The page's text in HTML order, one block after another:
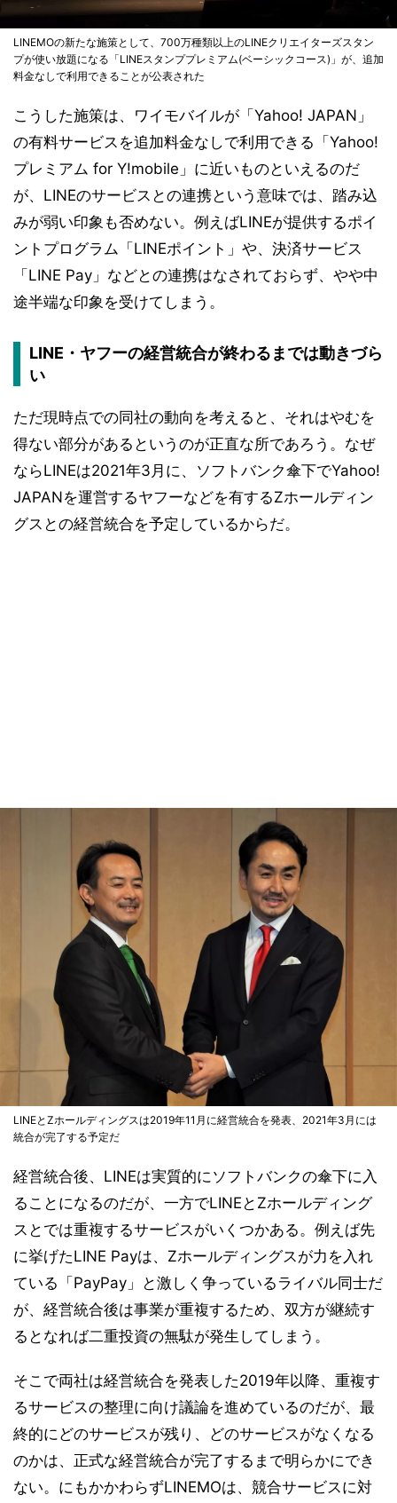
LINEMOの新たな施策として、700万種類以上のLINEクリエイターズスタン
プが使い放題になる「LINEスタンププレミアム(ベーシックコース)」が、追加
料金なしで利用できることが公表された
こうした施策は、ワイモバイルが「Yahoo! JAPAN」
の有料サービスを追加料金なしで利用できる「Yahoo!
プレミアム for Y!mobile」に近いものといえるのだ
が、LINEのサービスとの連携という意味では、踏み込
みが弱い印象も否めない。例えばLINEが提供するポイ
ントプログラム「LINEポイント」や、決済サービス
「LINE Pay」などとの連携はなされておらず、やや中
途半端な印象を受けてしまう。
LINE・ヤフーの経営統合が終わるまでは動きづら
い
ただ現時点での同社の動向を考えると、それはやむを
得ない部分があるというのが正直な所であろう。なぜ
ならLINEは2021年3月に、ソフトバンク傘下でYahoo!
JAPANを運営するヤフーなどを有するZホールディン
グスとの経営統合を予定しているからだ。
LINEとZホールディングスは2019年11月に経営統合を発表、2021年3月には
統合が完了する予定だ
経営統合後、LINEは実質的にソフトバンクの傘下に入
ることになるのだが、一方でLINEとZホールディング
スとでは重複するサービスがいくつかある。例えば先
に挙げたLINE Payは、Zホールディングスが力を入れ
ている「PayPay」と激しく争っているライバル同士だ
が、経営統合後は事業が重複するため、双方が継続す
るとなれば二重投資の無駄が発生してしまう。
そこで両社は経営統合を発表した2019年以降、重複す
るサービスの整理に向け議論を進めているのだが、最
終的にどのサービスが残り、どのサービスがなくなる
のかは、正式な経営統合が完了するまで明らかにでき
ない。にもかかわらずLINEMOは、競合サービスに対